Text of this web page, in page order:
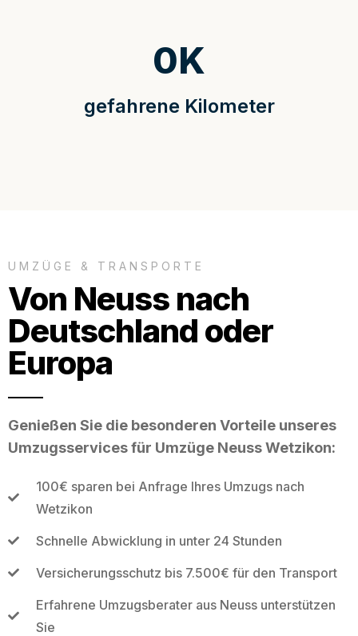
gefahrene Kilometer
0K
UMZÜGE & TRANSPORTE
Von Neuss nach
Deutschland oder
Europa
Genießen Sie die besonderen Vorteile unseres
Umzugsservices für Umzüge Neuss Wetzikon:
100€ sparen bei Anfrage Ihres Umzugs nach
Wetzikon
Schnelle Abwicklung in unter 24 Stunden
Versicherungsschutz bis 7.500€ für den Transport
Erfahrene Umzugsberater aus Neuss unterstützen
Sie